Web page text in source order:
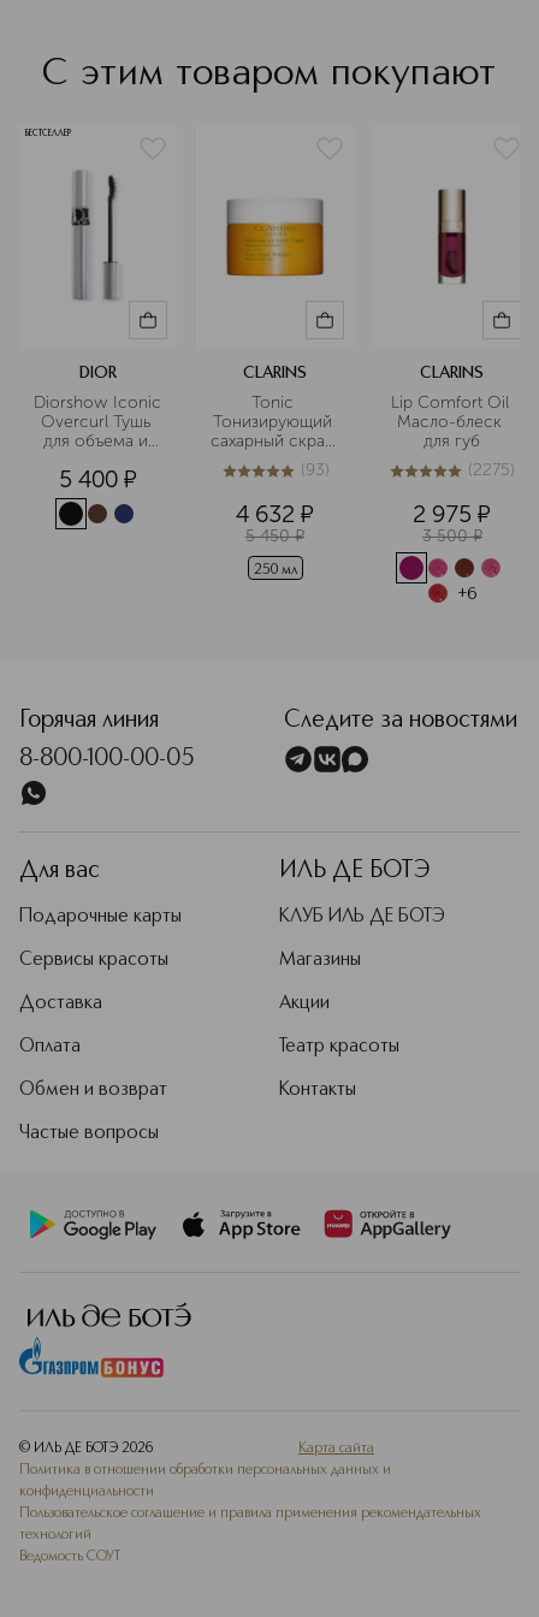
С этим товаром покупают
БЕСТСЕЛЛЕР
DIOR
Diorshow Iconic
Overcurl Тушь
для объема и
ресниц
5 400 ¤
CLARINS
Tonic
Тонизирующий
сахарный скраб
для тела
5из 593 (93)
4 632 ¤
5 450 ¤
250 мл
CLARINS
Lip Comfort Oil
Масло-блеск
для губ
5из 52275 (2275)
2 975 ¤
3 500 ¤
+6
Горячая линия
8-800-100-00-05
Следите за новостями
Для вас
Подарочные карты
Сервисы красоты
Доставка
Оплата
Обмен и возврат
Частые вопросы
ИЛЬ ДЕ БОТЭ
КЛУБ ИЛЬ ДЕ БОТЭ
Магазины
Акции
Театр красоты
Контакты
© ИЛЬ ДЕ БОТЭ 2026
Карта сайта
Политика в отношении обработки персональных данных и
конфиденциальности
Пользовательское соглашение и правила применения рекомендательных
технологий
Ведомость СОУТ